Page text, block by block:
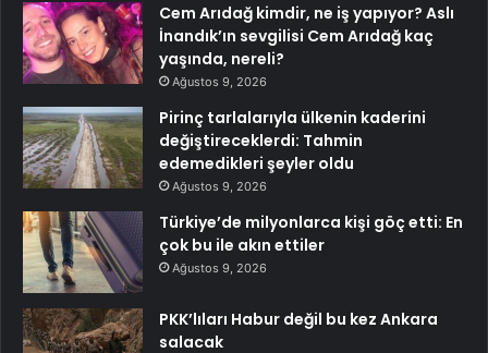
Cem Arıdağ kimdir, ne iş yapıyor? Aslı
İnandık’ın sevgilisi Cem Arıdağ kaç
yaşında, nereli?
Ağustos 9, 2026
Pirinç tarlalarıyla ülkenin kaderini
değiştireceklerdi: Tahmin
edemedikleri şeyler oldu
Ağustos 9, 2026
Türkiye’de milyonlarca kişi göç etti: En
çok bu ile akın ettiler
Ağustos 9, 2026
PKK’lıları Habur değil bu kez Ankara
salacak